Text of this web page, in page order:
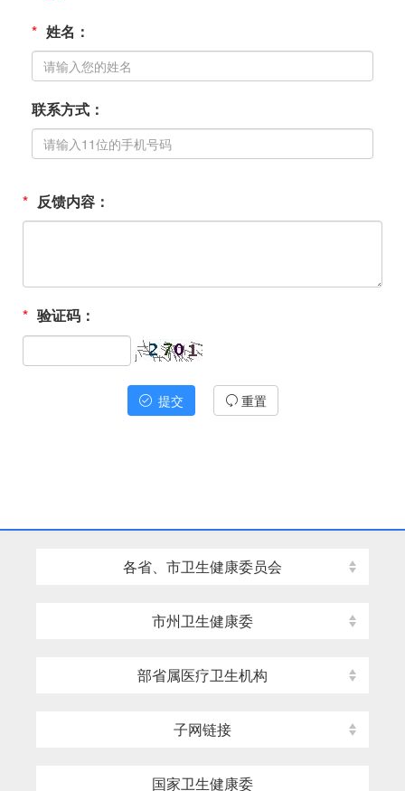
反
* 姓名：
联系方式：
* 反馈内容：
* 验证码：
提交 重置
各省、市卫生健康委员会
市州卫生健康委
部省属医疗卫生机构
子网链接
国家卫生健康委